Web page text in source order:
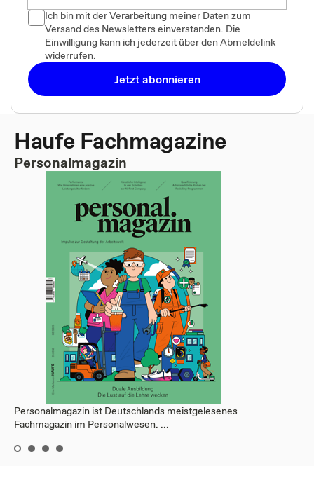
Ich bin mit der Verarbeitung meiner Daten zum
Versand des Newsletters einverstanden. Die
Einwilligung kann ich jederzeit über den Abmeldelink
widerrufen.
Jetzt abonnieren
Haufe Fachmagazine
Personalmagazin
Personalmagazin ist Deutschlands meistgelesenes
Fachmagazin im Personalwesen. ...